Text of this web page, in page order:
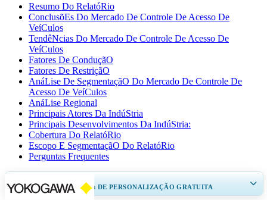
Resumo Do RelatóRio
ConclusõEs Do Mercado De Controle De Acesso De
VeíCulos
TendêNcias Do Mercado De Controle De Acesso De
VeíCulos
Fatores De ConduçãO
Fatores De RestriçãO
AnáLise De SegmentaçãO Do Mercado De Controle De
Acesso De VeíCulos
AnáLise Regional
Principais Atores Da IndúStria
Principais Desenvolvimentos Da IndúStria:
Cobertura Do RelatóRio
Escopo E SegmentaçãO Do RelatóRio
Perguntas Frequentes
RECEBA DE 30 A 60 horas DE PERSONALIZAÇÃO GRATUITA